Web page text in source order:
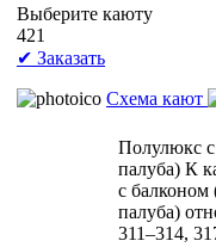
Выберите каюту
421
✔ Заказать
Схема кают
Полулюкс с
палуба) К
с балконом
палуба)
311–314,